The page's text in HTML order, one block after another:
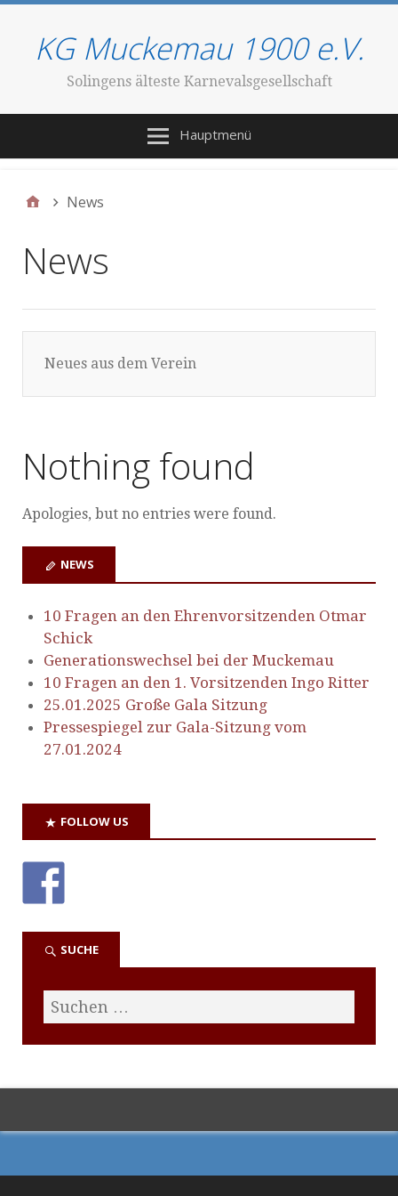
KG Muckemau 1900 e.V.
Solingens älteste Karnevalsgesellschaft
Hauptmenü
News
News
Neues aus dem Verein
Nothing found
Apologies, but no entries were found.
NEWS
10 Fragen an den Ehrenvorsitzenden Otmar
Schick
Generationswechsel bei der Muckemau
10 Fragen an den 1. Vorsitzenden Ingo Ritter
25.01.2025 Große Gala Sitzung
Pressespiegel zur Gala-Sitzung vom
27.01.2024
FOLLOW US
SUCHE